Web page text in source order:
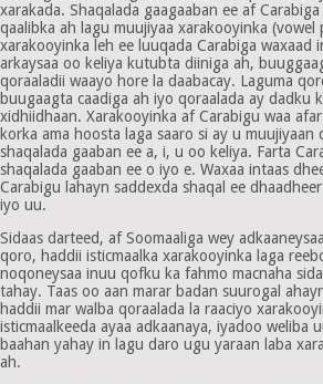
xarakada. Shaqalada gaagaaban ee af Carabiga
qaalibka ah lagu muujiyaa xarakooyinka (vowel
xarakooyinka leh ee luuqada Carabiga waxaad
arkaysaa oo keliya kutubta diiniga ah,
qoraaladii waayo hore la daabacay. Laguma
buugaagta caadiga ah iyo qoraalada ay dadku
xidhiidhaan. Xarakooyinka af Carabigu waa
korka ama hoosta laga saaro si ay u muujiyaan
shaqalada gaaban ee a, i, u oo keliya. Farta
shaqalada gaaban ee o iyo e. Waxaa intaas
Carabigu lahayn saddexda shaqal ee
iyo uu.
Sidaas darteed, af Soomaaliga wey
qoro, haddii isticmaalka xarakooyinka laga
noqoneysaa inuu qofku ka fahmo macnaha
tahay. Taas oo aan marar badan suurogal
haddii mar walba qoraalada la raaciyo
isticmaalkeeda ayaa adkaanaya, iyadoo weliba
baahan yahay in lagu daro ugu yaraan laba
ah.